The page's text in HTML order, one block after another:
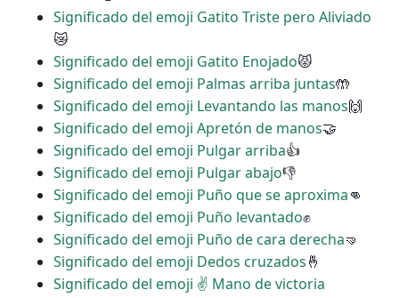
Significado del emoji Gatito Triste pero Aliviado
😿
Significado del emoji Gatito Enojado😾
Significado del emoji Palmas arriba juntas🤲
Significado del emoji Levantando las manos🙌
Significado del emoji Apretón de manos🤝
Significado del emoji Pulgar arriba👍
Significado del emoji Pulgar abajo👎
Significado del emoji Puño que se aproxima👊
Significado del emoji Puño levantado✊
Significado del emoji Puño de cara derecha🤜
Significado del emoji Dedos cruzados🤞
Significado del emoji ✌ Mano de victoria